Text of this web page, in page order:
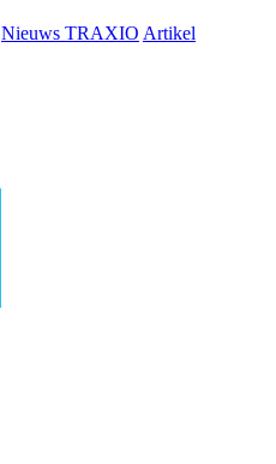
Nieuws TRAXIO Artikel